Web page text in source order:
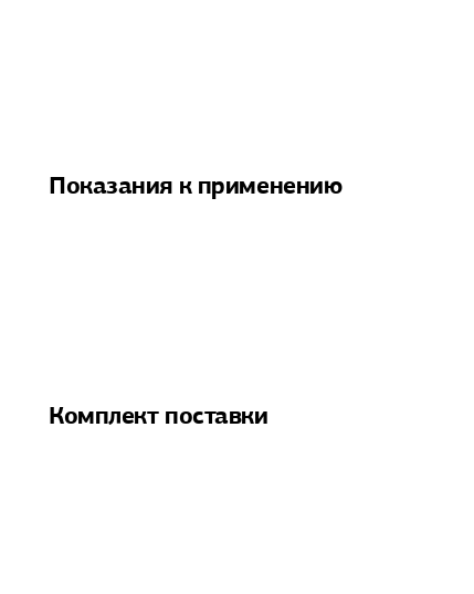
Показания к применению
Комплект поставки